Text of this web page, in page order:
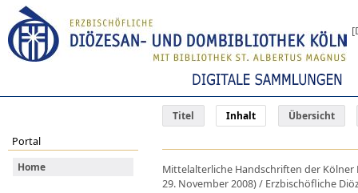
Titel Inhalt Übersicht
Portal
Home
Mittelalterliche Handschriften der
29. November 2008) / Erzbischöfliche